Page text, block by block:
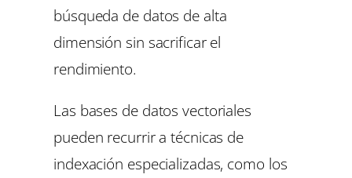
búsqueda de datos de alta
dimensión sin sacrificar el
rendimiento.
Las bases de datos vectoriales
pueden recurrir a técnicas de
indexación especializadas, como los